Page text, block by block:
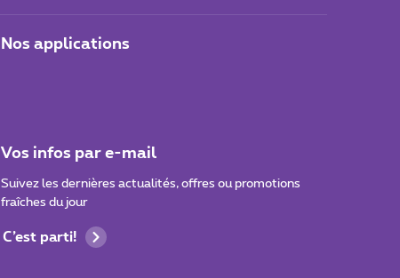
Nos applications
Vos infos par e-mail
Suivez les dernières actualités, offres ou promotions
fraîches du jour
C’est parti!